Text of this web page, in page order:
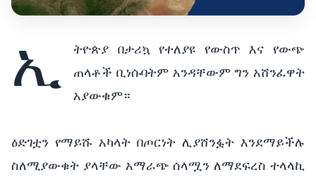
ኢ
ትዮጵያ በታሪኳ የተለያዩ የውስጥ እና የውጭ
ጠላቶች ቢነሱባትም አንዳቸውም ግን አሸንፈዋት
አያውቁም።
ዕድገቷን የማይሹ አካላት በጦርነት ሊያሸንፏት እንደማይችሉ
ስለሚያውቁት ያላቸው አማራጭ ሰላሟን ለማደፍረስ ተላላኪ